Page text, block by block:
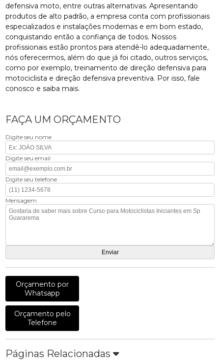
defensiva moto, entre outras alternativas. Apresentando
produtos de alto padrão, a empresa conta com profissionais
especializados e instalações modernas e em bom estado,
conquistando então a confiança de todos. Nossos
profissionais estão prontos para atendê-lo adequadamente,
nós oferecermos, além do que já foi citado, outros serviços,
como por exemplo, treinamento de direção defensiva para
motociclista e direção defensiva preventiva. Por isso, fale
conosco e saiba mais.
FAÇA UM ORÇAMENTO
Digite seu nome
Digite seu email
Digite seu telefone
Mensagem
Orçamento por
Whatsapp
Orçamento pelo
Telefone
Páginas Relacionadas